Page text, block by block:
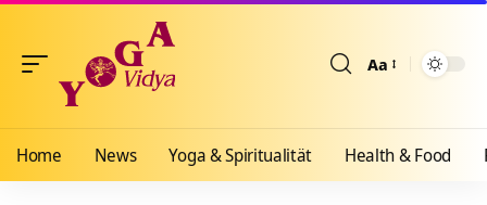
Aa
Home News Yoga & Spiritualität Health & Food